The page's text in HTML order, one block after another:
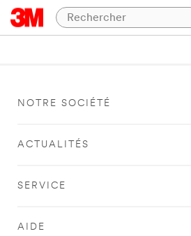
NOTRE SOCIÉTÉ
ACTUALITÉS
SERVICE
AIDE